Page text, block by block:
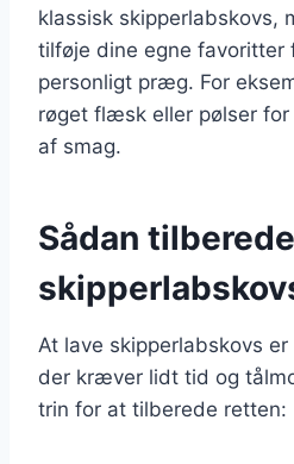
klassisk skipperlabskovs,
tilføje dine egne favoritter
personligt præg. For
røget flæsk eller pølser
af smag.
Sådan
At lave skipperlabskovs
der kræver lidt tid og
trin for at tilberede retten: